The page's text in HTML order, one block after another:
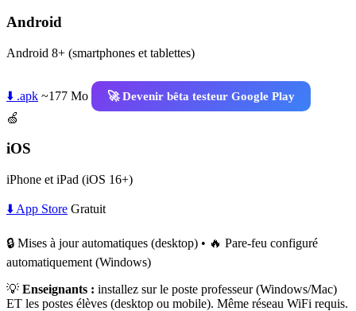
Android
Android 8+ (smartphones et tablettes)
⬇️ .apk ~177 Mo
🚀 Devenir bêta testeur Google Play
🍏
iOS
iPhone et iPad (iOS 16+)
⬇️ App Store Gratuit
🔒 Mises à jour automatiques (desktop) • 🔥 Pare-feu configuré
automatiquement (Windows)
💡 Enseignants : installez sur le poste professeur (Windows/Mac)
ET les postes élèves (desktop ou mobile). Même réseau WiFi requis.